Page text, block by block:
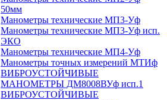
50мм
Манометры технические МП3-Уф
Манометры технические МП3-Уф исп.
ЭКО
Манометры технические МП4-Уф
Манометры точных измерений МТИф
ВИБРОУСТОЙЧИВЫЕ
МАНОМЕТРЫ ДМ8008ВУф исп.1
ВИБРОУСТОЙЧИВЫЕ